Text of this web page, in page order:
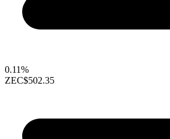
0.11%
ZEC$502.35